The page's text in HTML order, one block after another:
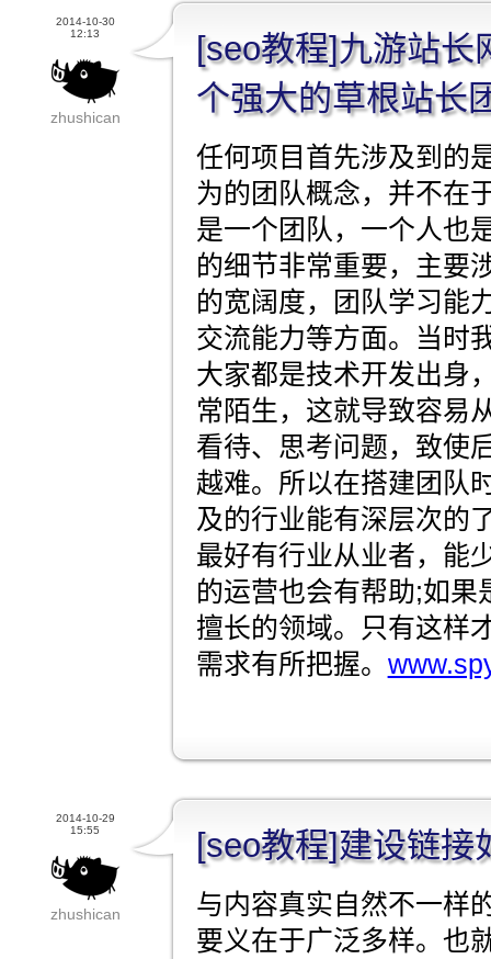
2014-10-30
12:13
zhushican
[seo教程]九游站长
个强大的草根站长
任何项目首先涉及到的
为的团队概念，并不在
是一个团队，一个人也
的细节非常重要，主要
的宽阔度，团队学习能
交流能力等方面。当时
大家都是技术开发出身
常陌生，这就导致容易
看待、思考问题，致使
越难。所以在搭建团队
及的行业能有深层次的
最好有行业从业者，能
的运营也会有帮助;如果
擅长的领域。只有这样
需求有所把握。
2014-10-29
15:55
zhushican
[seo教程]建设链接
与内容真实自然不一样
要义在于广泛多样。也